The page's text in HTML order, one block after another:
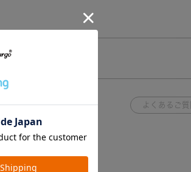
よくあるご質